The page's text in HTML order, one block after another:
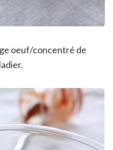
oeuf/concentré de